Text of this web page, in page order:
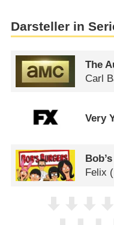
Darsteller in
The
Carl
Very
Felix